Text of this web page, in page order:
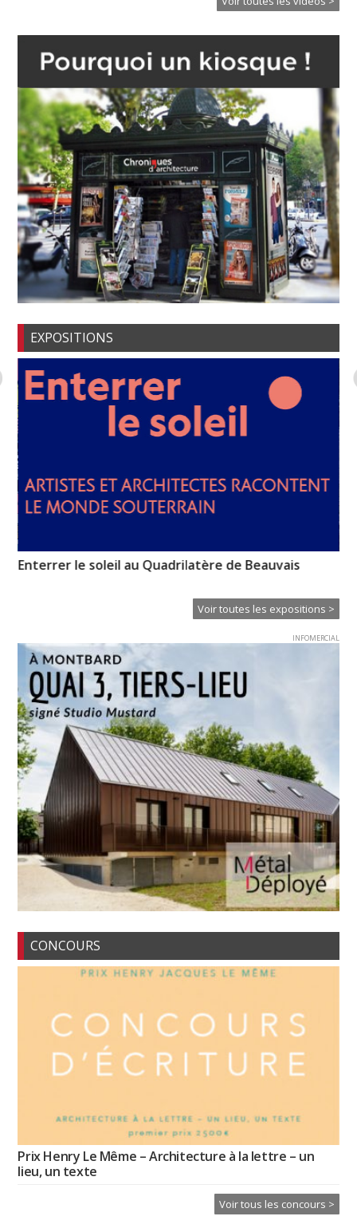
EXPOSITIONS
Enterrer le soleil au Quadrilatère de Beauvais
Voir toutes les expositions >
INFOMERCIAL
CONCOURS
Prix Henry Le Même – Architecture à la lettre – un
lieu, un texte
Voir tous les concours >